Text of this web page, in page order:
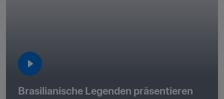
Brasilianische Legenden präsentieren